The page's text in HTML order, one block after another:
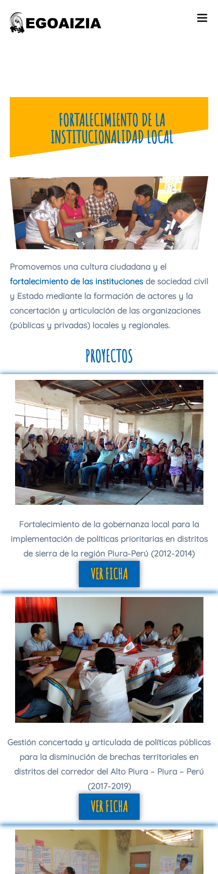
FORTALECIMIENTO DE LA
INSTITUCIONALIDAD LOCAL
Promovemos una cultura ciudadana y el
fortalecimiento de las instituciones de sociedad civil
y Estado mediante la formación de actores y la
concertación y articulación de las organizaciones
(públicas y privadas) locales y regionales.
PROYECTOS
Fortalecimiento de la gobernanza local para la
implementación de políticas prioritarias en distritos
de sierra de la región Piura-Perú (2012-2014)
VER FICHA
Gestión concertada y articulada de políticas públicas
para la disminución de brechas territoriales en
distritos del corredor del Alto Piura – Piura – Perú
(2017-2019)
VER FICHA